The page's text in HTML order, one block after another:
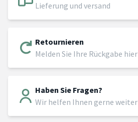
Lieferung und versand
Retournieren
Melden Sie Ihre Rückgabe hier
Haben Sie Fragen?
Wir helfen Ihnen gerne weiter